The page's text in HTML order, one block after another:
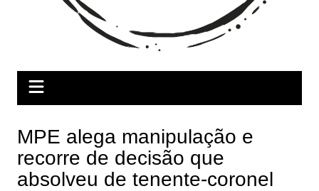
MPE alega manipulação e
recorre de decisão que
absolveu de tenente-coronel